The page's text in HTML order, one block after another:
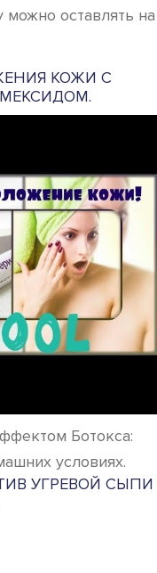
можно оставлять на
КОЖИ С
Ботокса:
условиях.
УГРЕВОЙ СЫПИ